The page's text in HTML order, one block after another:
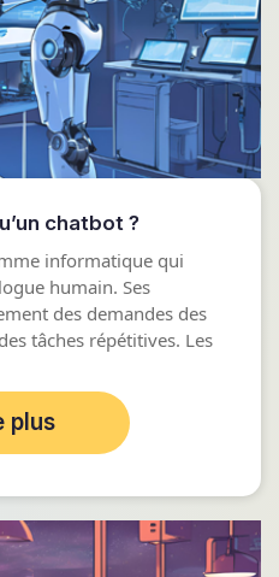
chatbot ?
informatique qui
humain. Ses
des demandes des
tâches répétitives. Les
plus